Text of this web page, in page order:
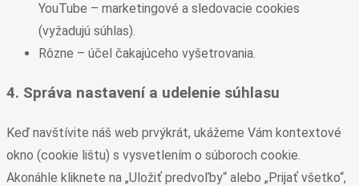
YouTube – marketingové a sledovacie cookies
(vyžadujú súhlas).
Rôzne – účel čakajúceho vyšetrovania.
4. Správa nastavení a udelenie súhlasu
Keď navštívite náš web prvýkrát, ukážeme Vám kontextové
okno (cookie lištu) s vysvetlením o súboroch cookie.
Akonáhle kliknete na „Uložiť predvoľby“ alebo „Prijať všetko“,